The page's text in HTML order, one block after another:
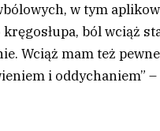
w tym
ból wciąż
Wciąż mam też pewne
i oddychaniem” –